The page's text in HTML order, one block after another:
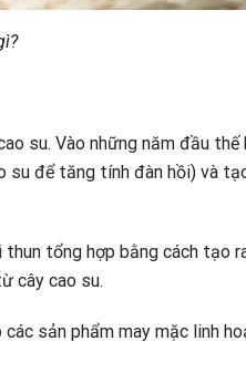
su. Vào những năm đầu
để tăng tính đàn hồi) và
tổng hợp bằng cách tạo
cây cao su.
sản phẩm may mặc linh